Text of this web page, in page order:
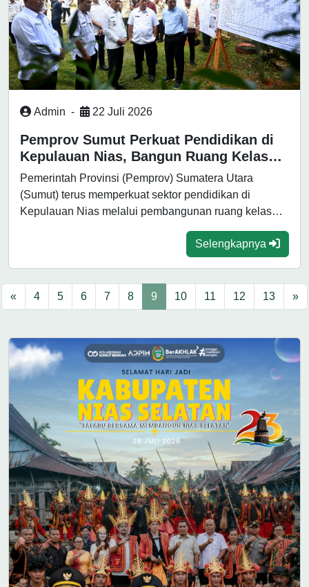
Admin - 22 Juli 2026
Pemprov Sumut Perkuat Pendidikan di
Kepulauan Nias, Bangun Ruang Kelas
Baru untuk SMK
Pemerintah Provinsi (Pemprov) Sumatera Utara
(Sumut) terus memperkuat sektor pendidikan di
Kepulauan Nias melalui pembangunan ruang kelas
Selengkapnya
« 4 5 6 7 8 9 10 11 12 13 »